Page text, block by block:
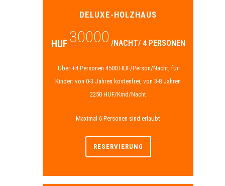
DELUXE-HOLZHAUS
HUF 30000 /NACHT/ 4 PERSONEN
Über +4 Personen 4500 HUF/Person/Nacht, für
Kinder: von 0-3 Jahren kostenfrei, von 3-8 Jahren
2250 HUF/Kind/Nacht
Maximal 6 Personen sind erlaubt
RESERVIERUNG